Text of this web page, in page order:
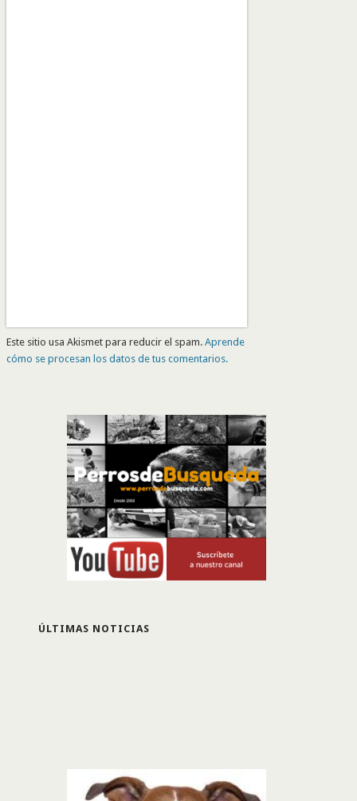
Este sitio usa Akismet para reducir el spam. Aprende
cómo se procesan los datos de tus comentarios.
ÚLTIMAS NOTICIAS